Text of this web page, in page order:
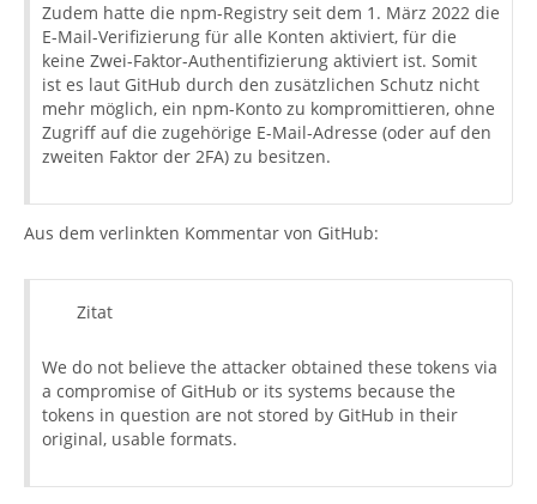
Zudem hatte die npm-Registry seit dem 1. März 2022 die
E-Mail-Verifizierung für alle Konten aktiviert, für die
keine Zwei-Faktor-Authentifizierung aktiviert ist. Somit
ist es laut GitHub durch den zusätzlichen Schutz nicht
mehr möglich, ein npm-Konto zu kompromittieren, ohne
Zugriff auf die zugehörige E-Mail-Adresse (oder auf den
zweiten Faktor der 2FA) zu besitzen.
Aus dem verlinkten Kommentar von GitHub:
Zitat
We do not believe the attacker obtained these tokens via
a compromise of GitHub or its systems because the
tokens in question are not stored by GitHub in their
original, usable formats.